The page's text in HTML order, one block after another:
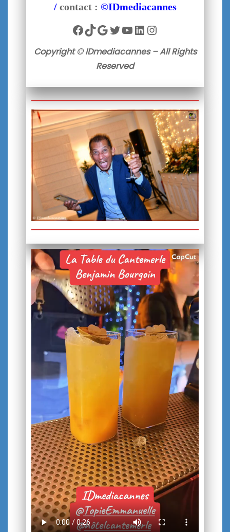
/ contact : ©IDmediacannes
Facebook
TikTok
Google
Twitter
YouTube
LinkedIn
Instagram
Copyright © IDmediacannes – All Rights
Reserved